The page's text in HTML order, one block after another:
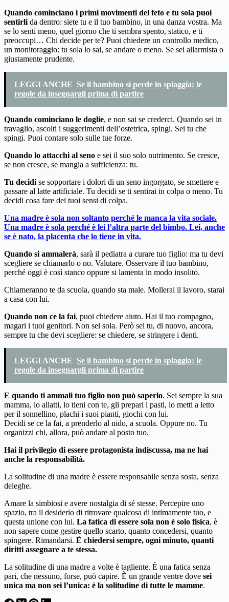
Quando cominciano i primi movimenti del feto e tu sola puoi
sentirli da dentro: siete tu e il tuo bambino, in una danza vostra. Ma
se lo senti meno, quel giorno che ti sembra spento, statico, e ti
preoccupi… Chi decide per te? Puoi chiedere un controllo medico,
un monitoraggio: tu sola lo sai, se andare o meno. Se sei allarmista o
giustamente prudente.
LEGGI ANCHE Se il bambino si perde in spiaggia: le
regole da insegnargli prima di partire
Quando cominciano le doglie, e non sai se crederci. Quando sei in
travaglio, ascolti i suggerimenti dell’ostetrica, spingi. Sei tu che
spingi. Puoi contare solo sulle tue forze.
Quando lo attacchi al seno e sei il suo solo nutrimento. Se cresce,
se non cresce, se mangia a sufficienza: tu.
Tu decidi se sopportare i dolori di un seno ingorgato, se smettere e
passare al latte artificiale. Tu decidi se ti sentirai in colpa o meno. Tu
decidi cosa fare dei tuoi sensi di colpa.
Una madre è sola non soltanto perché le manca la vita sociale.
Una madre è sola perché è lei l’altra parte del bimbo. Lei, anche
se è nato, la placenta che lo tiene in vita.
Quando si ammalerà, sarà il pediatra a curare tuo figlio: ma tu devi
scegliere se chiamarlo o no. Valutare. Osservare il tuo bambino,
perché oggi è così stanco oppure si lamenta in modo insolito.
Chiameranno te da scuola, quando sta male. Mollerai il lavoro, starai
a casa con lui.
Quando non ce la fai, puoi chiedere aiuto. Hai il tuo compagno,
magari i tuoi genitori. Non sei sola. Però sei tu, di nuovo, ancora,
sempre tu che devi scegliere: se chiedere, se stringere i denti.
LEGGI ANCHE Se il bambino si perde in spiaggia: le
regole da insegnargli prima di partire
E quando ti ammali tuo figlio non può saperlo. Sei sempre la sua
mamma, lo allatti, lo tieni con te, gli prepari i pasti, lo metti a letto
per il sonnellino, plachi i suoi pianti, giochi con lui.
Decidi se ce la fai, a prenderlo al nido, a scuola. Oppure no. Tu
organizzi chi, allora, può andare al posto tuo.
Hai il privilegio di essere protagonista indiscussa, ma ne hai
anche la responsabilità.
La solitudine di una madre è essere responsabile senza sosta, senza
deleghe.
Amare la simbiosi e avere nostalgia di sé stesse. Percepire uno
spazio, tra il desiderio di ritrovare qualcosa di intimamente tuo, e
questa unione con lui. La fatica di essere sola non è solo fisica, è
non sapere come gestire quello scarto, quanto concedersi, quanto
spingere. Rimandarsi. È chiedersi sempre, ogni minuto, quanti
diritti assegnare a te stessa.
La solitudine di una madre a volte è tagliente. È una fatica senza
pari, che nessuno, forse, può capire. È un grande ventre dove sei
unica ma non sei l’unica: è la solitudine di tutte le mamme.